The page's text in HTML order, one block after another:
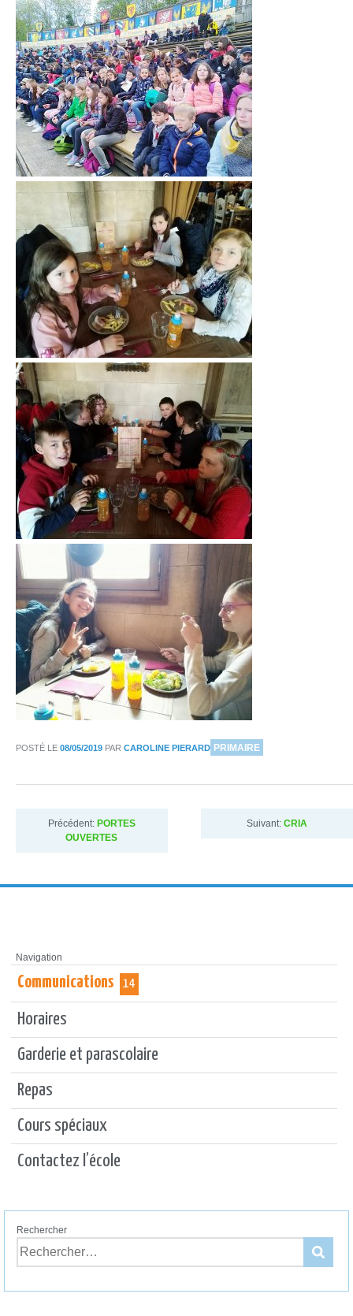
Navigation
Communications 14
Horaires
Garderie et parascolaire
Repas
Cours spéciaux
Contactez l’école
Rechercher
POSTÉ LE 08/05/2019 PAR CAROLINE PIERARDDANS
PRIMAIRE
Précédent: PORTES
OUVERTES
Suivant:CRIA